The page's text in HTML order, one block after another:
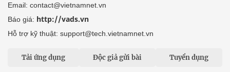
Email: contact@vietnamnet.vn
Báo giá: http://vads.vn
Hỗ trợ kỹ thuật: support@tech.vietnamnet.vn
Tải ứng dụng Độc giả gửi bài Tuyển dụng